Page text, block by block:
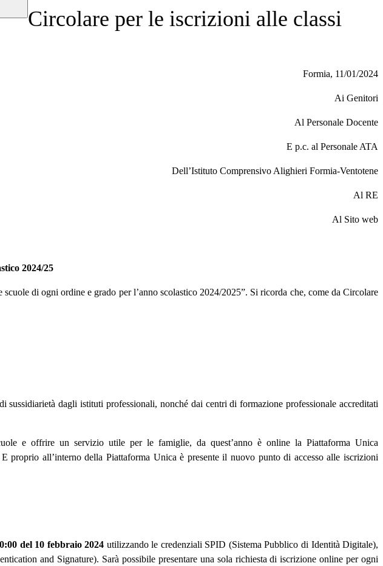
Circolare per le iscrizioni alle classi
Formia, 11/01/2024
Ai Genitori
Al Personale Docente
E p.c. al Personale ATA
Dell’Istituto Comprensivo Alighieri Formia-Ventotene
Al RE
Al Sito web
2024/25
di ogni ordine e grado per l’anno scolastico 2024/2025”. Si ricorda che, come da Circolare
dagli istituti professionali, nonché dai centri di formazione professionale accreditati
e offrire un servizio utile per le famiglie, da quest’anno è online la Piattaforma Unica
all’interno della Piattaforma Unica è presente il nuovo punto di accesso alle iscrizioni
del 10 febbraio 2024 utilizzando le credenziali SPID (Sistema Pubblico di Identità Digitale),
and Signature). Sarà possibile presentare una sola richiesta di iscrizione online per ogni